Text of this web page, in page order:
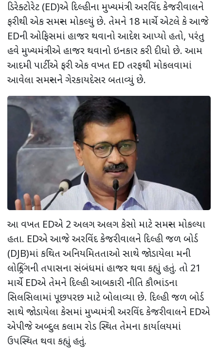
ડિરેક્ટોરેટ (ED)એ દિલ્હીના મુખ્યમંત્રી અરવિંદ કેજરીવાલને
ફરીથી એક સમન્સ મોકલ્યું છે. તેમને 18 માર્ચે એટલે કે આજે
EDની ઓફિસમાં હાજર થવાનો આદેશ આપ્યો હતો, પરંતુ
હવે મુખ્યમંત્રીએ હાજર થવાનો ઇનકાર કરી દીધો છે. આમ
આદમી પાર્ટીએ ફરી એક વખત ED તરફથી મોકલવામાં
આવેલા સમન્સને ગેરકાયદેસર બતાવ્યું છે.
આ વખત EDએ 2 અલગ અલગ કેસો માટે સમન્સ મોકલ્યા
હતા. EDએ આજે અરવિંદ કેજરીવાલને દિલ્હી જળ બોર્ડ
(DJB)માં કથિત અનિયમિતતાઓ સાથે જોડાયેલા મની
લોન્ડ્રિંગની તપાસના સંબંધમાં હાજર થવા કહ્યું હતું. તો 21
માર્ચે EDએ તેમને દિલ્હી આબકારી નીતિ કૌભાંડના
સિલસિલામાં પૂછપરછ માટે બોલાવ્યા છે. દિલ્હી જળ બોર્ડ
સાથે જોડાયેલા કેસમાં મુખ્યમંત્રી અરવિંદ કેજરીવાલને EDએ
એપીજે અબ્દુલ કલામ રોડ સ્થિત તેમના કાર્યાલયમાં
ઉપસ્થિત થવા કહ્યું હતું.